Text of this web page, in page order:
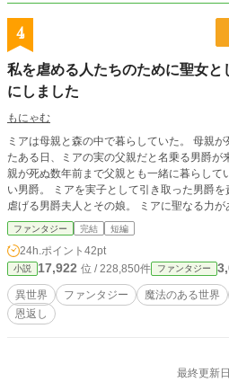
4
私を虐める人たちのために聖女と
にしました
もにゃむ
ミアは母親と森の中で暮らしていた。 母親
たある日、ミアの実の父親だと名乗る男爵が来てミ
親が死ぬ数年前まで父親とも一緒に暮らして
い男爵。 ミアを実子として引き取った男爵
虐げる男爵夫人とその娘。 ミアに聖なる力があることが分かると、男爵夫人は
嬉々としてミアを神殿に売った。 神殿内でも虐げられる日々。 国に縛られ、常
に監視され続け、過酷な環境での勉強と日々
すら取れない日々の中、ミアは母親の言葉を思い出す。 もにゃ
です。
ファンタジー 完結 短編
24h.ポイント 42pt
小説 17,922 位 / 228,850件 ファンタジー
異世界 ファンタジー 魔法のある世界
恩返し
最終更新